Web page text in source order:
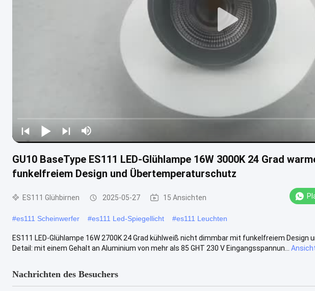
GU10 BaseType ES111 LED-Glühlampe 16W 3000K 24 Grad
funkelfreiem Design und Übertemperaturschutz
ES111 Glühbirnen 2025-05-27 15 Ansichten
#es111 Scheinwerfer #es111 Led-Spiegellicht #es111 Leuchten
ES111 LED-Glühlampe 16W 2700K 24 Grad kühlweiß nicht dimmbar mit funkelfreiem
Detail: mit einem Gehalt an Aluminium von mehr als 85 GHT 230 V Eingangsspannun...
Nachrichten des Besuchers